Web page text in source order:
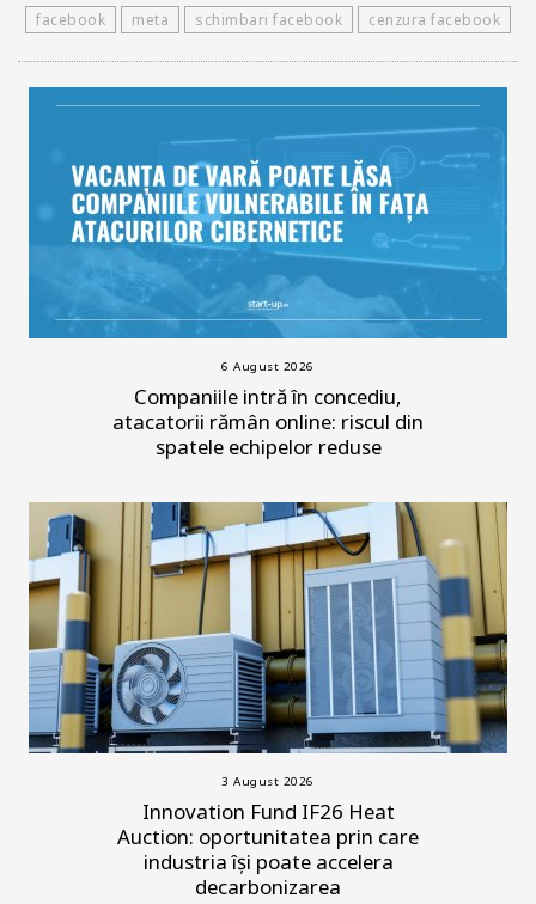
facebook meta schimbari facebook cenzura facebook
6 August 2026
Companiile intră în concediu,
atacatorii rămân online: riscul din
spatele echipelor reduse
3 August 2026
Innovation Fund IF26 Heat
Auction: oportunitatea prin care
industria își poate accelera
decarbonizarea